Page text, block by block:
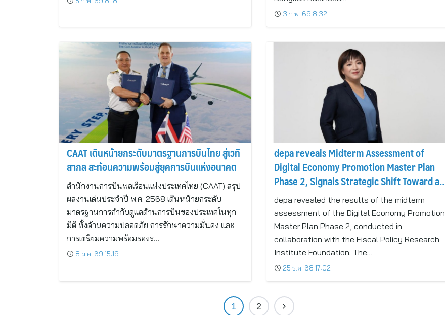
3 ก.พ. 69 8:32
CAAT เดินหน้ายกระดับมาตรฐานการบินไทย สู่เวที
สากล สะท้อนความพร้อมสู่ยุคการบินแห่งอนาคต
สำนักงานการบินพลเรือนแห่งประเทศไทย (CAAT) สรุป
ผลงานเด่นประจำปี พ.ศ. 2568 เดินหน้ายกระดับ
มาตรฐานการกำกับดูแลด้านการบินของประเทศในทุก
มิติ ทั้งด้านความปลอดภัย การรักษาความมั่นคง และ
การเตรียมความพร้อมรองร…
8 ม.ค. 69 15:19
depa reveals Midterm Assessment of
Digital Economy Promotion Master Plan
Phase 2, Signals Strategic Shift Toward a
Creator-Driven Digital Economy
depa revealed the results of the midterm
assessment of the Digital Economy Promotion
Master Plan Phase 2, conducted in
collaboration with the Fiscal Policy Research
Institute Foundation. The…
25 ธ.ค. 68 17:02
1 2